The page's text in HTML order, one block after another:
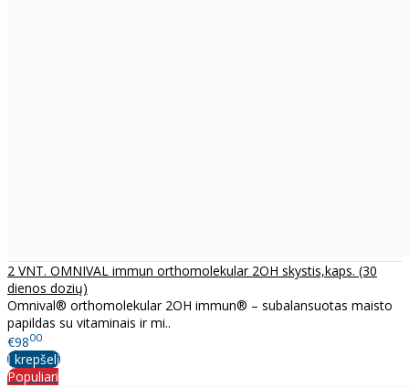
2 VNT. OMNIVAL immun orthomolekular 2OH skystis,kaps. (30
dienos dozių)
Omnival® orthomolekular 2OH immun® – subalansuotas maisto
papildas su vitaminais ir mi..
€9800
Į krepšelį
Populiari